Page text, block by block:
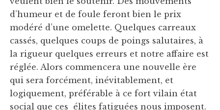
d’humeur et de foule feront bien le prix
modéré d’une omelette. Quelques carreaux
cassés, quelques coups de poings salutaires, à
la rigueur quelques erreurs et notre affaire est
réglée. Alors commencera une nouvelle ère
qui sera forcément, inévitablement, et
logiquement, préférable à ce fort vilain état
social que ces élites fatiguées nous imposent.